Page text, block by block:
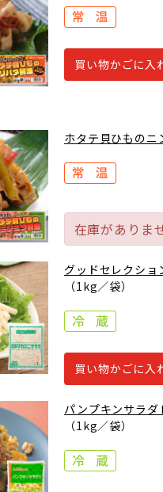
買い物かごに入
ホタテ貝ひものニ
在庫がありま
グッドセレクショ
（1kg／袋）
買い物かごに入
パンプキンサラダ
（1kg／袋）